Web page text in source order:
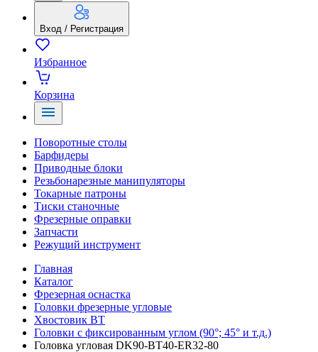
Вход / Регистрация
Избранное
Корзина
Поворотные столы
Барфидеры
Приводные блоки
Резьбонарезные манипуляторы
Токарные патроны
Тиски станочные
Фрезерные оправки
Запчасти
Режущий инструмент
Главная
Каталог
Фрезерная оснастка
Головки фрезерные угловые
Хвостовик BT
Головки с фиксированным углом (90°; 45° и т.д.)
Головка угловая DK90-BT40-ER32-80